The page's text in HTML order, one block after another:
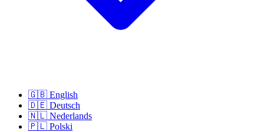
🇬🇧 English
🇩🇪 Deutsch
🇳🇱 Nederlands
🇵🇱 Polski